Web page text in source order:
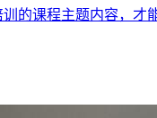
课程主题内容，才